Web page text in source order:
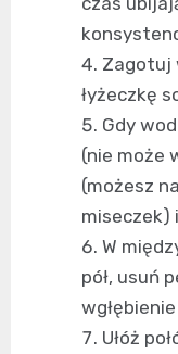
Zagotuj
łyżeczkę
Gdy
(nie może
(możesz
miseczek)
W
pół, usuń
wgłębienie
Ułóż